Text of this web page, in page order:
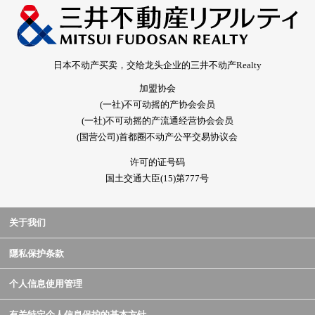
日本不动产买卖，交给龙头企业的三井不动产Realty
加盟协会
(一社)不可动摇的产协会会员
(一社)不可动摇的产流通经营协会会员
(国营公司)首都圈不动产公平交易协议会
许可的证号码
国土交通大臣(15)第777号
关于我们
隱私保护条款
个人信息使用管理